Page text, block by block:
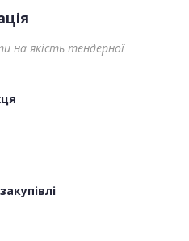
на якість тендерної